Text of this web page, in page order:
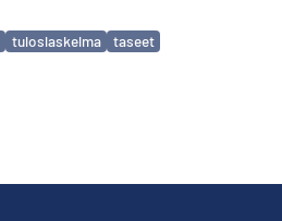
tuloslaskelma
taseet